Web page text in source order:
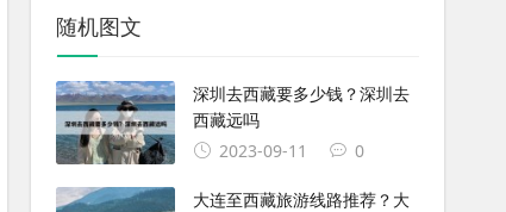
随机图文
深圳去西藏要多少钱？深圳去
西藏远吗
2023-09-11
0
大连至西藏旅游线路推荐？大